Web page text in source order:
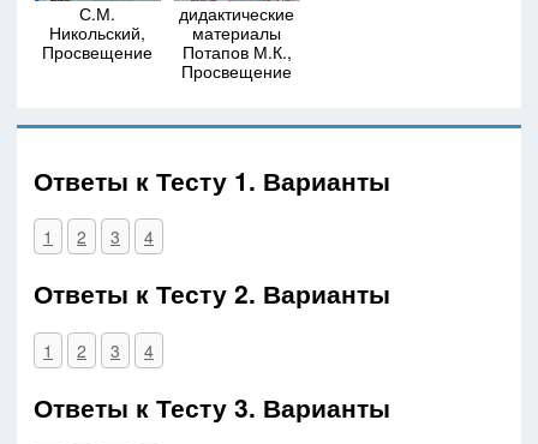
С.М.
Никольский,
Просвещение
дидактические
материалы
Потапов М.К.,
Просвещение
Ответы к Тесту 1. Варианты
1 2 3 4
Ответы к Тесту 2. Варианты
1 2 3 4
Ответы к Тесту 3. Варианты